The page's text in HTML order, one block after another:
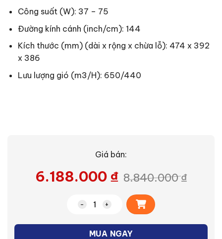
Công suất (W): 37 – 75
Đường kính cánh (inch/cm): 144
Kích thước (mm) (dài x rộng x chừa lỗ): 474 x 392
x 386
Lưu lượng gió (m3/H): 650/440
Giá bán:
6.188.000 ₫ 8.840.000₫
Quạt thông gió âm trần nối ống
MUA NGAY
Alternative: